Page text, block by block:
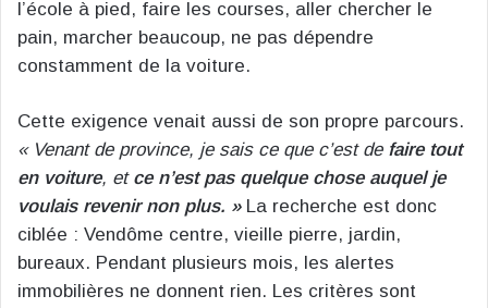
l’école à pied, faire les courses, aller chercher le
pain, marcher beaucoup, ne pas dépendre
constamment de la voiture.
Cette exigence venait aussi de son propre parcours.
« Venant de province, je sais ce que c’est de faire tout
en voiture, et ce n’est pas quelque chose auquel je
voulais revenir non plus. »La recherche est donc
ciblée : Vendôme centre, vieille pierre, jardin,
bureaux. Pendant plusieurs mois, les alertes
immobilières ne donnent rien. Les critères sont